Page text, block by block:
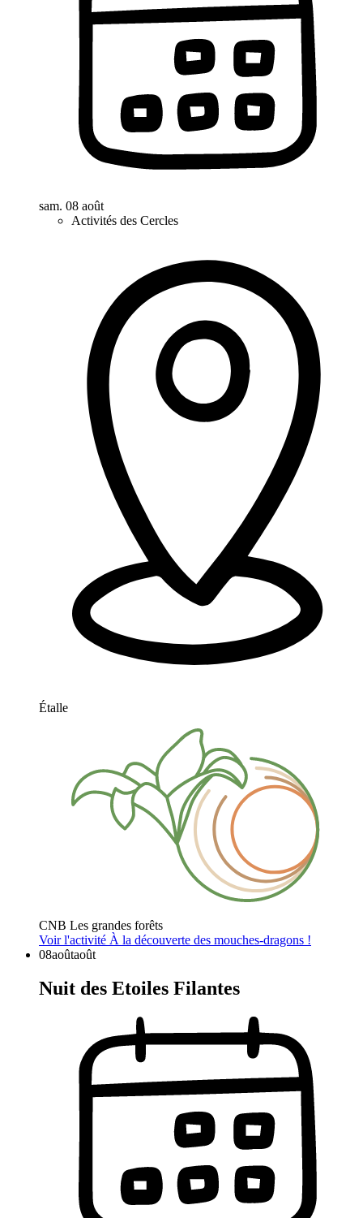
sam. 08 août
Activités des Cercles
Étalle
CNB Les grandes forêts
Voir l'activité À la découverte des mouches-dragons !
08aoûtaoût
Nuit des Etoiles Filantes